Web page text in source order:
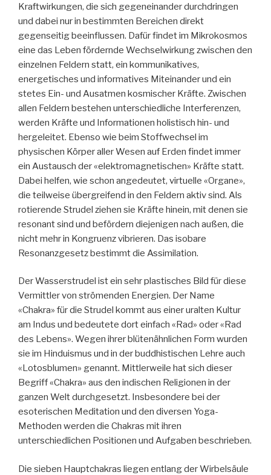
Kraftwirkungen, die sich gegeneinander durchdringen
und dabei nur in bestimmten Bereichen direkt
gegenseitig beeinflussen. Dafür findet im Mikrokosmos
eine das Leben fördernde Wechselwirkung zwischen den
einzelnen Feldern statt, ein kommunikatives,
energetisches und informatives Miteinander und ein
stetes Ein- und Ausatmen kosmischer Kräfte. Zwischen
allen Feldern bestehen unterschiedliche Interferenzen,
werden Kräfte und Informationen holistisch hin- und
hergeleitet. Ebenso wie beim Stoffwechsel im
physischen Körper aller Wesen auf Erden findet immer
ein Austausch der «elektromagnetischen» Kräfte statt.
Dabei helfen, wie schon angedeutet, virtuelle «Organe»,
die teilweise übergreifend in den Feldern aktiv sind. Als
rotierende Strudel ziehen sie Kräfte hinein, mit denen sie
resonant sind und befördern diejenigen nach außen, die
nicht mehr in Kongruenz vibrieren. Das isobare
Resonanzgesetz bestimmt die Assimilation.
Der Wasserstrudel ist ein sehr plastisches Bild für diese
Vermittler von strömenden Energien. Der Name
«Chakra» für die Strudel kommt aus einer uralten Kultur
am Indus und bedeutete dort einfach «Rad» oder «Rad
des Lebens». Wegen ihrer blütenähnlichen Form wurden
sie im Hinduismus und in der buddhistischen Lehre auch
«Lotosblumen» genannt. Mittlerweile hat sich dieser
Begriff «Chakra» aus den indischen Religionen in der
ganzen Welt durchgesetzt. Insbesondere bei der
esoterischen Meditation und den diversen Yoga-
Methoden werden die Chakras mit ihren
unterschiedlichen Positionen und Aufgaben beschrieben.
Die sieben Hauptchakras liegen entlang der Wirbelsäule